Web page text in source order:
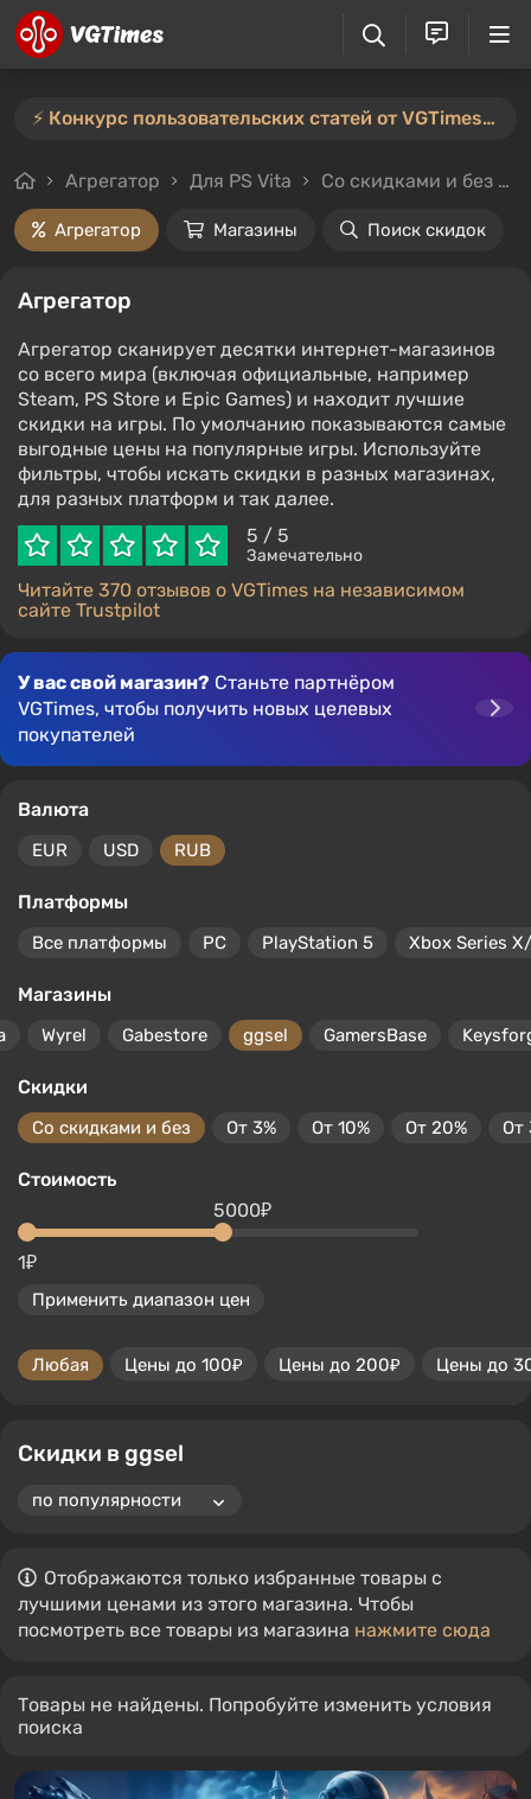
⚡️ Конкурс пользовательских статей от VGTimes продлён — участвуйте тут ⚡️
Агрегатор Для PS Vita Со скидками и без
Агрегатор Магазины Поиск скидок
Агрегатор
Агрегатор сканирует десятки интернет-магазинов
со всего мира (включая официальные, например
Steam, PS Store и Epic Games) и находит лучшие
скидки на игры. По умолчанию показываются самые
выгодные цены на популярные игры. Используйте
фильтры, чтобы искать скидки в разных магазинах,
для разных платформ и так далее.
5 / 5
Замечательно
Читайте 370 отзывов о VGTimes на независимом
сайте Trustpilot
У вас свой магазин? Станьте партнёром
VGTimes, чтобы получить новых целевых
покупателей
Валюта
EUR USD RUB
Платформы
Все платформы PC PlayStation 5 Xbox Series
Магазины
Wyrel Gabestore ggsel GamersBase
Скидки
Со скидками и без От 3% От 10% От 20% От
Стоимость
1₽
5000₽
Применить диапазон цен
Любая Цены до 100₽ Цены до 200₽ Цены до
Скидки в ggsel
Отображаются только избранные товары с
лучшими ценами из этого магазина. Чтобы
посмотреть все товары из магазина нажмите сюда
Товары не найдены. Попробуйте изменить условия
поиска